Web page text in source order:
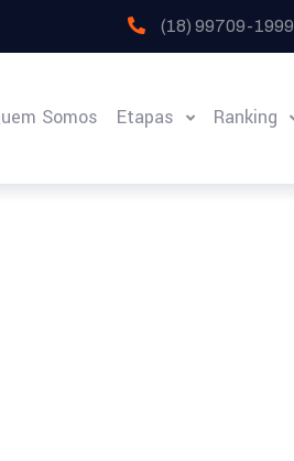
(18) 99709-1999
Somos Etapas Ranking